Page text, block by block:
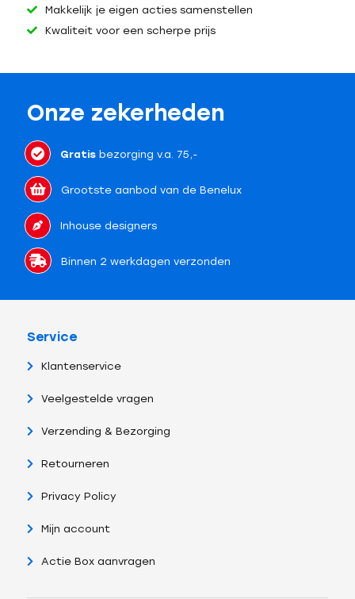
Makkelijk je eigen acties samenstellen
Kwaliteit voor een scherpe prijs
Onze zekerheden
Gratisbezorging v.a. 75,-
Grootste aanbod van de Benelux
Inhouse designers
Binnen 2 werkdagen verzonden
Service
Klantenservice
Veelgestelde vragen
Verzending & Bezorging
Retourneren
Privacy Policy
Mijn account
Actie Box aanvragen